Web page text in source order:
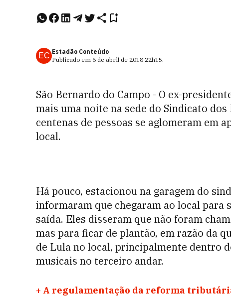
EC Estadão Conteúdo
Publicado em 6 de abril de 2018 22h15.
São Bernardo do Campo - O ex-
mais uma noite na sede do Sindicato
centenas de pessoas se aglomeram em
local.
Há pouco, estacionou na garagem do
informaram que chegaram ao local
saída. Eles disseram que não foram
mas para ficar de plantão, em razão da
de Lula no local, principalmente dentro
musicais no terceiro andar.
+ A regulamentação da reforma